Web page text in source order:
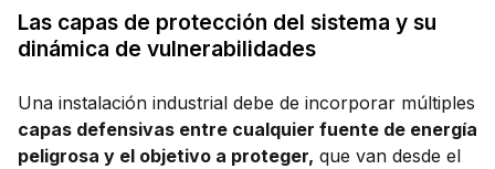
Las capas de protección del sistema y su
dinámica de vulnerabilidades
Una instalación industrial debe de incorporar múltiples
capas defensivas entre cualquier fuente de energía
peligrosa y el objetivo a proteger, que van desde el